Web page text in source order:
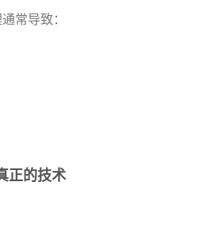
常导致：
正的技术